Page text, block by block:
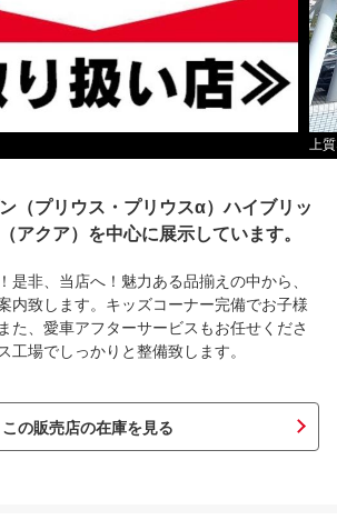
上
（プリウス・プリウスα）ハイブリッ
アクア）を中心に展示しています。
是非、当店へ！魅力ある品揃えの中から、
内致します。キッズコーナー完備でお子様
た、愛車アフターサービスもお任せくださ
工場でしっかりと整備致します。
この販売店の在庫を見る